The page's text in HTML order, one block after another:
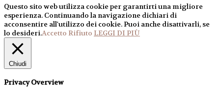
Questo sito web utilizza cookie per garantirti una migliore
esperienza. Continuando la navigazione dichiari di
acconsentire all'utilizzo dei cookie. Puoi anche disattivarli, se
lo desideri.Accetto Rifiuto LEGGI DI PIÙ
Chiudi
Privacy Overview